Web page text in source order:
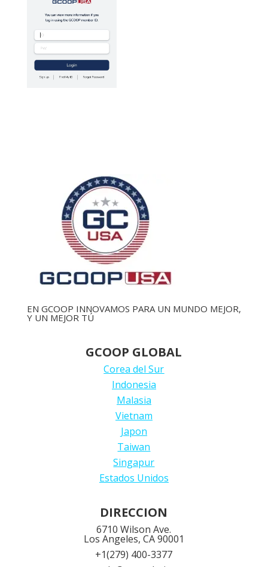
EN GCOOP INNOVAMOS PARA UN MUNDO MEJOR,
Y UN MEJOR TÚ
GCOOP GLOBAL
Corea del Sur
Indonesia
Malasia
Vietnam
Japon
Taiwan
Singapur
Estados Unidos
DIRECCION
6710 Wilson Ave.
Los Angeles, CA 90001
+1(279) 400-3377